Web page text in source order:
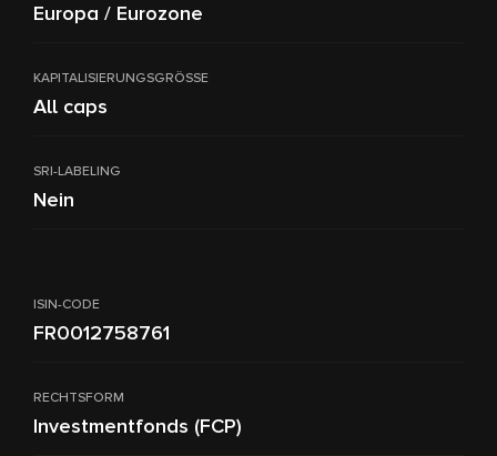
Europa / Eurozone
KAPITALISIERUNGSGRÖSSE
All caps
SRI-LABELING
Nein
ISIN-CODE
FR0012758761
RECHTSFORM
Investmentfonds (FCP)